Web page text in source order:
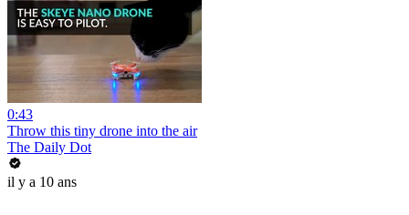
0:43
Throw this tiny drone into the air
The Daily Dot
il y a 10 ans